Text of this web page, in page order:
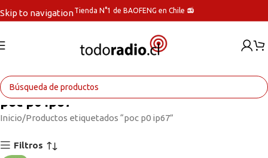
Skip to navigationTienda N°1 de BAOFENG en Chile 📻
poc p0 ip67
Inicio Productos etiquetados “poc p0 ip67”
Filtros